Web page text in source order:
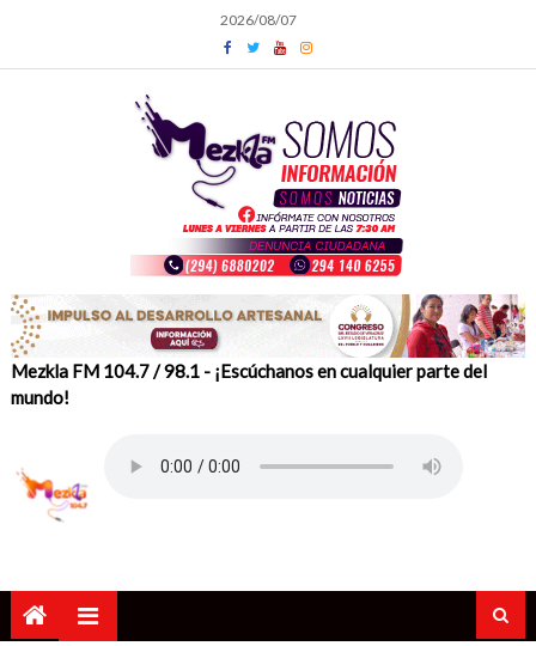
content
2026/08/07
Mezkla FM 104.7 / 98.1 - ¡Escúchanos en cualquier parte del
mundo!